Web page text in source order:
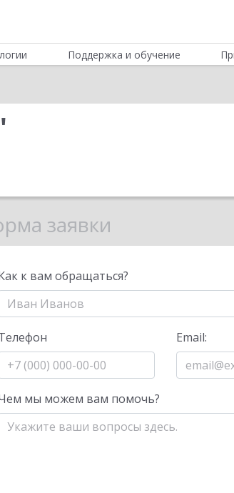
Поддержка и обучение
заявки
к вам обращаться?
Email:
мы можем вам помочь?